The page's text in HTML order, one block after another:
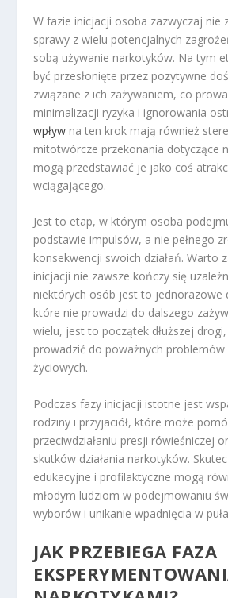
W fazie inicjacji osoba zazwyczaj nie
sprawy z wielu potencjalnych
sobą używanie narkotyków. Na tym
być przesłonięte przez pozytywne
związane z ich zażywaniem, co
minimalizacji ryzyka i ignorowania
wpływ na ten krok mają również
mitotwórcze przekonania dotyczące
mogą przedstawiać je jako coś
wciągającego.
Jest to etap, w którym osoba
podstawie impulsów, a nie pełnego
konsekwencji swoich działań. Warto
inicjacji nie zawsze kończy się
niektórych osób jest to jednorazowe
które nie prowadzi do dalszego
wielu, jest to początek dłuższej
prowadzić do poważnych
życiowych.
Podczas fazy inicjacji istotne jest
rodziny i przyjaciół, które może
przeciwdziałaniu presji rówieśniczej
skutków działania narkotyków.
edukacyjne i profilaktyczne mogą
młodym ludziom w podejmowaniu
wyborów i unikanie wpadnięcia w
JAK PRZEBIEGA FAZA